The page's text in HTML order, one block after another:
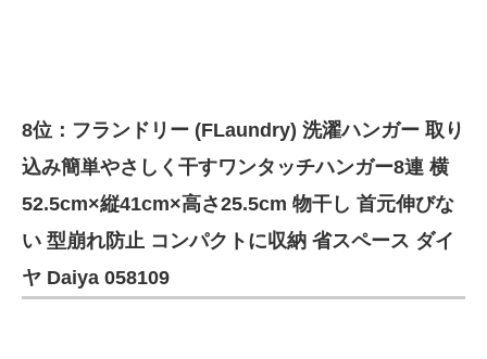
8位：フランドリー (FLaundry) 洗濯ハンガー 取り
込み簡単やさしく干すワンタッチハンガー8連 横
52.5cm×縦41cm×高さ25.5cm 物干し 首元伸びな
い 型崩れ防止 コンパクトに収納 省スペース ダイ
ヤ Daiya 058109